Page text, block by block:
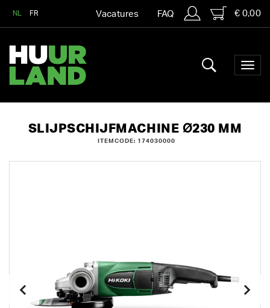
NL FR Vacatures FAQ € 0,00
SLIJPSCHIJFMACHINE Ø230 MM
ITEMCODE: 174030000